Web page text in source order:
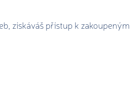
získáváš přístup k zakoupeným